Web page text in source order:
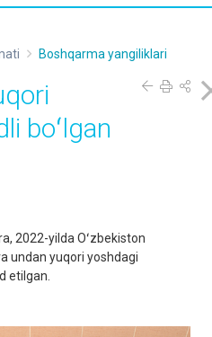
Boshqarma yangiliklari
boʻlgan
2022-yilda Oʻzbekiston
undan yuqori yoshdagi
etilgan.